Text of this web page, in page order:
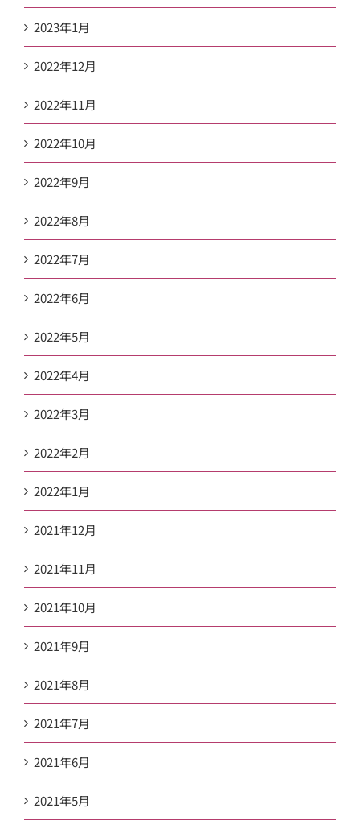
2023年1月
2022年12月
2022年11月
2022年10月
2022年9月
2022年8月
2022年7月
2022年6月
2022年5月
2022年4月
2022年3月
2022年2月
2022年1月
2021年12月
2021年11月
2021年10月
2021年9月
2021年8月
2021年7月
2021年6月
2021年5月